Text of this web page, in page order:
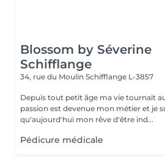
Blossom by Séverine
Schifflange
34, rue du Moulin Schifflange L-3857
Depuis tout petit âge ma vie tournait
passion est devenue mon métier et je
qu'aujourd'hui mon rêve d'être ind...
Pédicure médicale